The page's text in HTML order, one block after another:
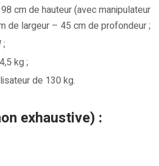
cm de hauteur (avec manipulateur
de largeur – 45 cm de profondeur ;
;
kg ;
de 130 kg.
exhaustive) :